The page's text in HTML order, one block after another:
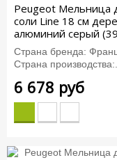
Peugeot Мельница
соли Line 18 см
алюминий серый
Страна бренда:
Страна производства:...
6 678 руб